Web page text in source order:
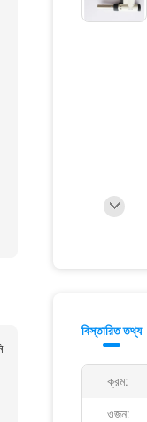
বিস্তারিত তথ্য
ক্রম:
ওজন: